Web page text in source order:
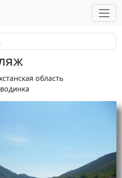
область